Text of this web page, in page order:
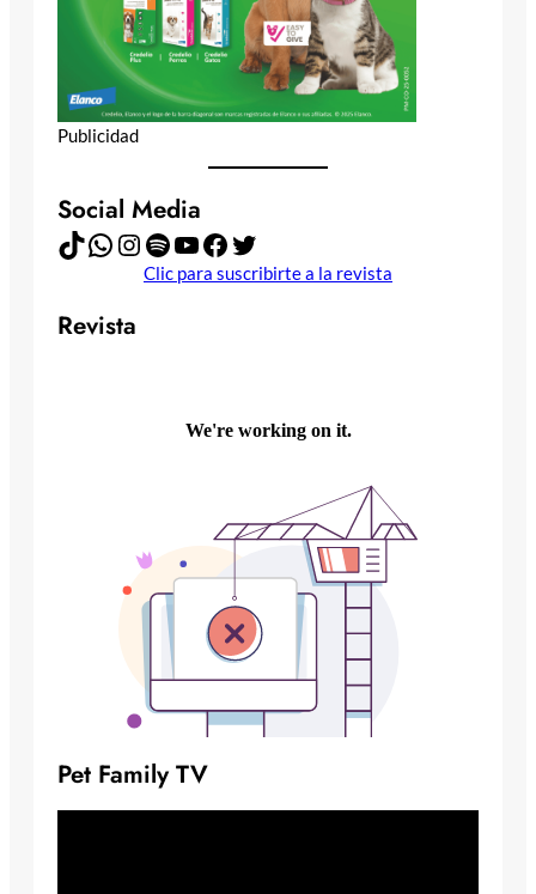
Publicidad
Social Media
TikTok WhatsApp Instagram Spotify YouTube Facebook Twitter
Clic para suscribirte a la revista
Revista
Pet Family TV